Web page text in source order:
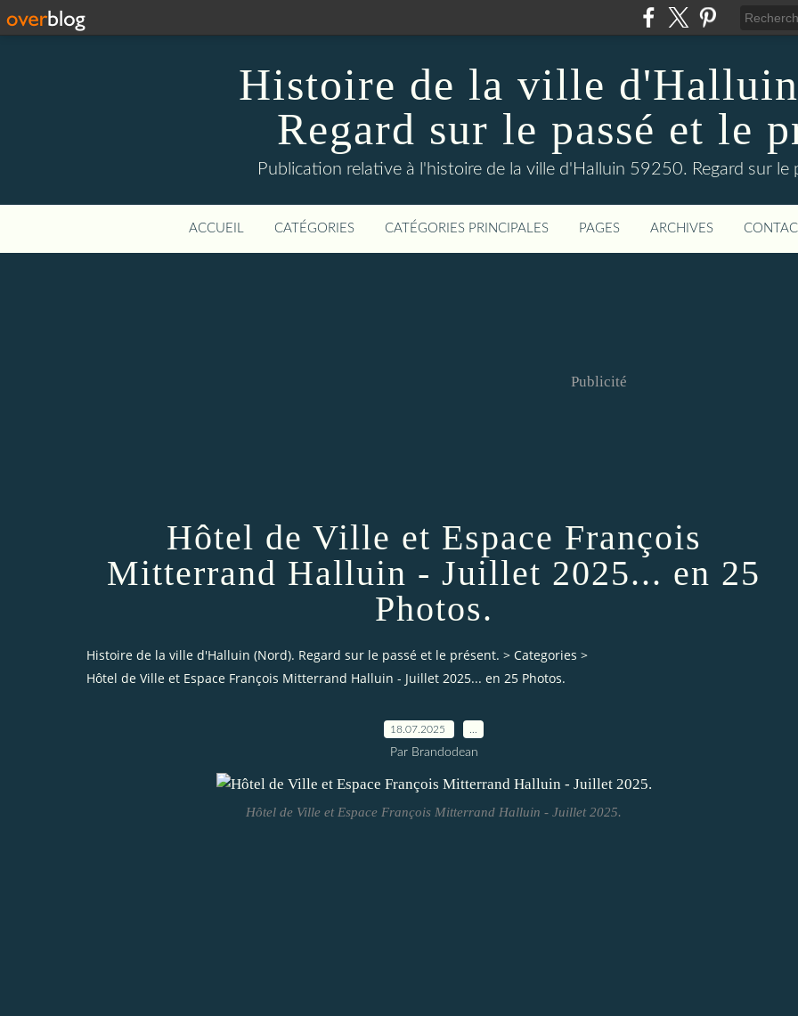
Histoire de la ville
Regard sur le passé et le
Publication relative à l'histoire de la ville d'Halluin 59250. Regard sur le
ACCUEIL CATÉGORIES CATÉGORIES PRINCIPALES PAGES ARCHIVES
Publicité
Hôtel de Ville et Espace François
Mitterrand Halluin - Juillet 2025... en 25
Photos.
Histoire de la ville d'Halluin (Nord). Regard sur le passé et le présent. > Categories >
Hôtel de Ville et Espace François Mitterrand Halluin - Juillet 2025... en 25 Photos.
18.07.2025
Par Brandodean
Hôtel de Ville et Espace François Mitterrand Halluin - Juillet 2025.